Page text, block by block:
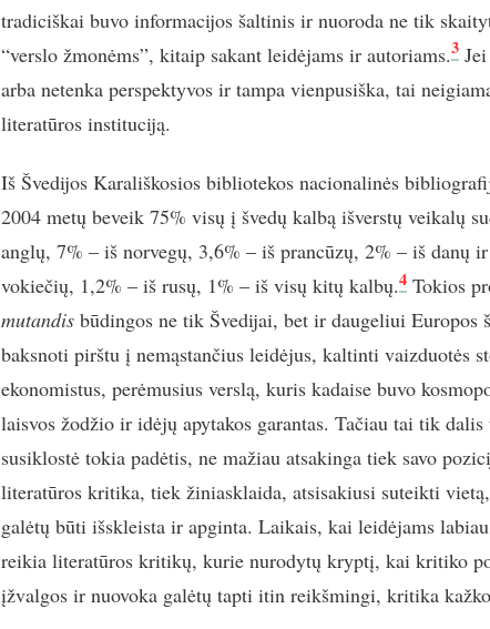
tradiciškai buvo informacijos šaltinis ir nuoroda ne tik
“verslo žmonėms”, kitaip sakant leidėjams ir autoriams.3
arba netenka perspektyvos ir tampa vienpusiška, tai
literatūros instituciją.
Iš Švedijos Karališkosios bibliotekos nacionalinės
2004 metų beveik 75% visų į švedų kalbą išverstų veikalų
anglų, 7% – iš norvegų, 3,6% – iš prancūzų, 2% – iš danų
vokiečių, 1,2% – iš rusų, 1% – iš visų kitų kalbų.4 Tokios
mutandis būdingos ne tik Švedijai, bet ir daugeliui Europos
baksnoti pirštu į nemąstančius leidėjus, kaltinti vaizduotės
ekonomistus, perėmusius verslą, kuris kadaise buvo
laisvos žodžio ir idėjų apytakos garantas. Tačiau tai tik dalis
susiklostė tokia padėtis, ne mažiau atsakinga tiek savo
literatūros kritika, tiek žiniasklaida, atsisakiusi suteikti
galėtų būti išskleista ir apginta. Laikais, kai leidėjams
reikia literatūros kritikų, kurie nurodytų kryptį, kai kritiko
įžvalgos ir nuovoka galėtų tapti itin reikšmingi, kritika